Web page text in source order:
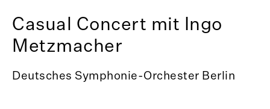
Casual Concert mit Ingo
Metzmacher
Deutsches Symphonie-Orchester Berlin